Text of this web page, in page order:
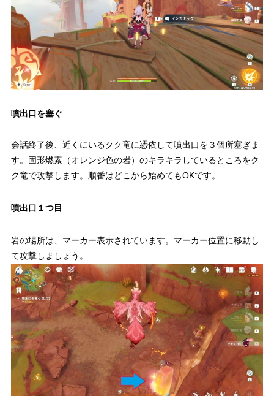
噴出口を塞ぐ
会話終了後、近くにいるクク竜に憑依して噴出口を３個所塞ぎま
す。 固形燃素（オレンジ色の岩）のキラキラしているところをク
ク竜で攻撃します。順番はどこから始めてもOKです。
噴出口１つ目
岩の場所は、マーカー表示されています。マーカー位置に移動し
て攻撃しましょう。